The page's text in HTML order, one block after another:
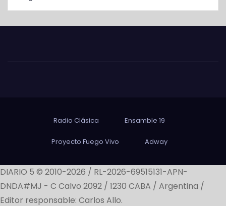
Radio Clásica Ensamble 19
Proyecto Fuego Vivo Adway
DIARIO 5 © 2010-2026 / RL-2026-69515131-APN-
DNDA#MJ - C Calvo 2092 / 1230 CABA / Argentina /
Editor responsable: Carlos Allo.